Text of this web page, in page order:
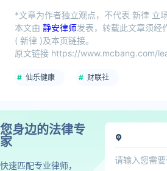
*文章为作者独立观点，不代表 新律 立
本文由 静安律师发表，转载此文章须经
( 新律 )及本页链接。
原文链接 https://www.mcbang.com/
仙乐健康 财联社
您身边的法律专
家
快速匹配专业律师，